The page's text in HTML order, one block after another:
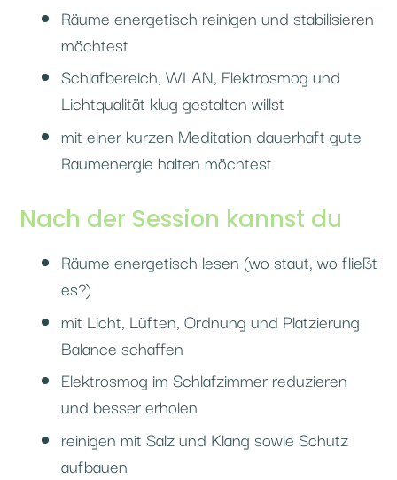
Räume energetisch reinigen und stabilisieren
möchtest
Schlafbereich, WLAN, Elektrosmog und
Lichtqualität klug gestalten willst
mit einer kurzen Meditation dauerhaft gute
Raumenergie halten möchtest
Nach der Session kannst du
Räume energetisch lesen (wo staut, wo fließt
es?)
mit Licht, Lüften, Ordnung und Platzierung
Balance schaffen
Elektrosmog im Schlafzimmer reduzieren
und besser erholen
reinigen mit Salz und Klang sowie Schutz
aufbauen